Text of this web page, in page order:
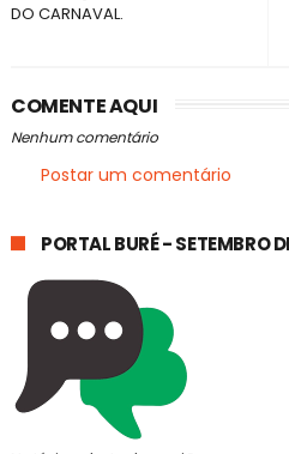
DO CARNAVAL.
COMENTE AQUI
Nenhum comentário
Postar um comentário
PORTAL BURÉ - SETEMBRO